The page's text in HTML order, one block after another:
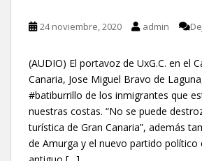
24 noviembre, 2020 admin
(AUDIO) El portavoz de UxG.C. en el
Canaria, Jose Miguel Bravo de
#batiburrillo de los inmigrantes que
nuestras costas. “No se puede
turística de Gran Canaria”, además
de Amurga y el nuevo partido político